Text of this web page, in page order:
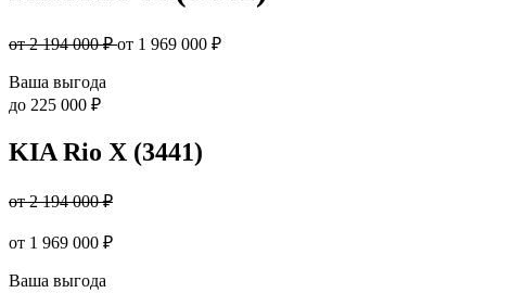
от 2 194 000 ₽от 1 969 000 ₽
Ваша выгода
до 225 000 ₽
KIA Rio X (3441)
от 2 194 000 ₽
от 1 969 000 ₽
Ваша выгода